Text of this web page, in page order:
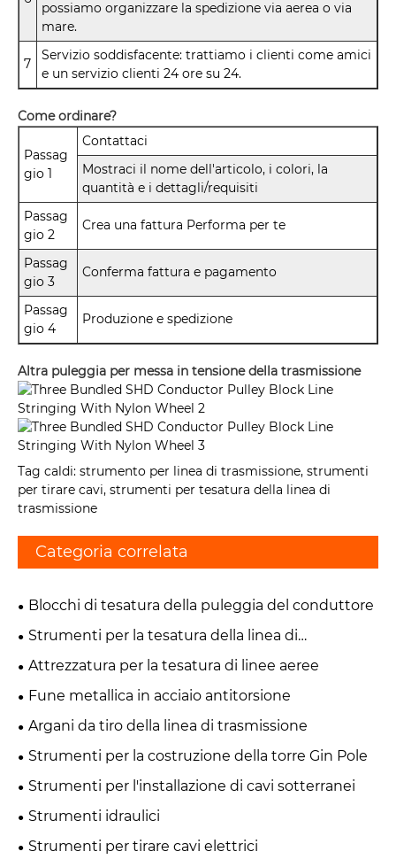
possiamo organizzare la spedizione via aerea o via
mare.
7
Servizio soddisfacente: trattiamo i clienti come amici
e un servizio clienti 24 ore su 24.
Come ordinare?
Passag
gio 1
Contattaci
Mostraci il nome dell'articolo, i colori, la
quantità e i dettagli/requisiti
Passag
gio 2
Crea una fattura Performa per te
Passag
gio 3
Conferma fattura e pagamento
Passag
gio 4
Produzione e spedizione
Altra puleggia per messa in tensione della trasmissione
Tag caldi: strumento per linea di trasmissione, strumenti
per tirare cavi, strumenti per tesatura della linea di
trasmissione
Categoria correlata
Blocchi di tesatura della puleggia del conduttore
Strumenti per la tesatura della linea di
trasmissione
Attrezzatura per la tesatura di linee aeree
Fune metallica in acciaio antitorsione
Argani da tiro della linea di trasmissione
Strumenti per la costruzione della torre Gin Pole
Strumenti per l'installazione di cavi sotterranei
Strumenti idraulici
Strumenti per tirare cavi elettrici